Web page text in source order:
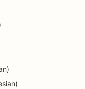
ja vaba aja